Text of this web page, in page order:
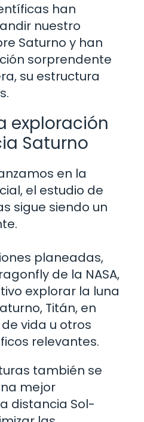
han
nuestro
Saturno y han
sorprendente
su estructura
exploración
Saturno
en la
el estudio de
sigue siendo un
planeadas,
de la NASA,
explorar la luna
Titán, en
vida u otros
relevantes.
también se
mejor
distancia Sol-